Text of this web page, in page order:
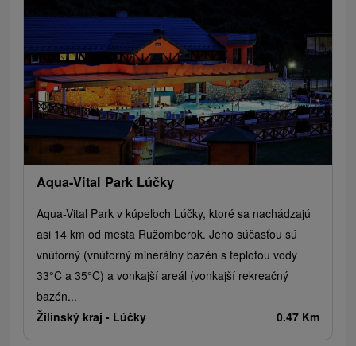
Aqua-Vital Park Lúčky
Aqua-Vital Park v kúpeľoch Lúčky, ktoré sa nachádzajú
asi 14 km od mesta Ružomberok. Jeho súčasťou sú
vnútorný (vnútorný minerálny bazén s teplotou vody
33°C a 35°C) a vonkajší areál (vonkajší rekreačný
bazén...
Žilinský kraj - Lúčky 0.47 Km